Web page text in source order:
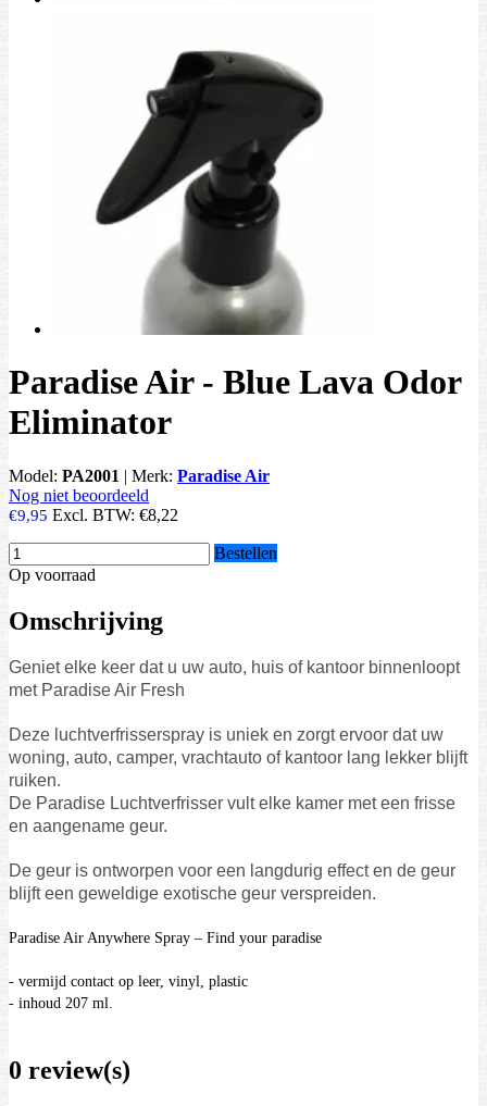
Paradise Air - Blue Lava Odor
Eliminator
Model: PA2001 | Merk: Paradise Air
Nog niet beoordeeld
€9,95 Excl. BTW: €8,22
Bestellen
Op voorraad
Omschrijving
Geniet elke keer dat u uw auto, huis of kantoor binnenloopt
met Paradise Air Fresh
Deze luchtverfrisserspray is uniek en zorgt ervoor dat uw
woning, auto, camper, vrachtauto of kantoor lang lekker blijft
ruiken.
De Paradise Luchtverfrisser vult elke kamer met een frisse
en aangename geur.
De geur is ontworpen voor een langdurig effect en de geur
blijft een geweldige exotische geur verspreiden.
Paradise Air Anywhere Spray – Find your paradise
- vermijd contact op leer, vinyl, plastic
- inhoud 207 ml.
0 review(s)